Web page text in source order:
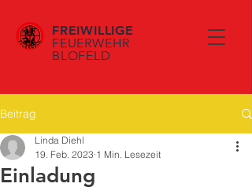
FREIWILLIGE
FEUERWEHR
BLOFELD
Beitrag
Einladung
Linda Diehl
19. Feb. 2023 1 Min. Lesezeit